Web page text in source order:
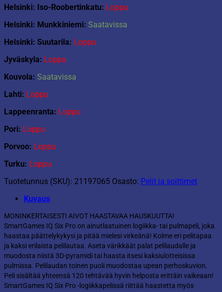
Helsinki: Iso-Roobertinkatu: Loppu
Helsinki: Munkkiniemi: Saatavissa
Helsinki: Suutarila: Loppu
Jyväskyla: Loppu
Kouvola: Saatavissa
Lahti: Loppu
Lappeenranta: Loppu
Pori: Loppu
Porvoo: Loppu
Turku: Loppu
Tuotetunnus (SKU): 21197065 Osasto: Pelit ja soittimet
Kuvaus
MONINKERTAISESTI AIVOT HAASTAVAA HAUSKUUTTA!
SmartGames IQ Six Pro on ainutlaatuinen logiikka- tai pulmapeli, joka
haastaa päättelykykysi ja pitää mielesi virkeänä! Kolme eri pelitapaa
ja kaksi erilaista pelilautaa. Aseta värikkäät palat pelilaudalle ja
muodosta niistä 3D-pyramidi tai haasta itsesi kaksiulotteisissa
pulmissa. Pelilaudan toinen puoli muodostaa upean perhoskuvion.
Peli sisältää yhteensä 120 tehtävää hyvin helposta erittäin vaikeaan!
SmartGames IQ Six Pro -logiikkapelissä riittää haastetta myös